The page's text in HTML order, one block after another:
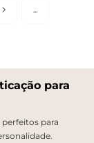
para
perfeitos para